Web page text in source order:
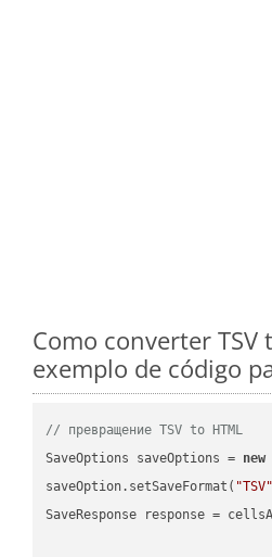
Como converter TSV
exemplo de código
// превращение TSV to HTML
SaveOptions saveOptions = new
saveOption.setSaveFormat( "TSV"
SaveResponse response =